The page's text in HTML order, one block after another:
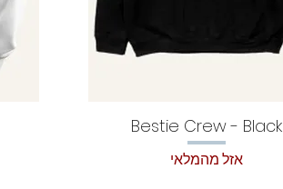
Bestie Crew - Black
אזל מהמלאי